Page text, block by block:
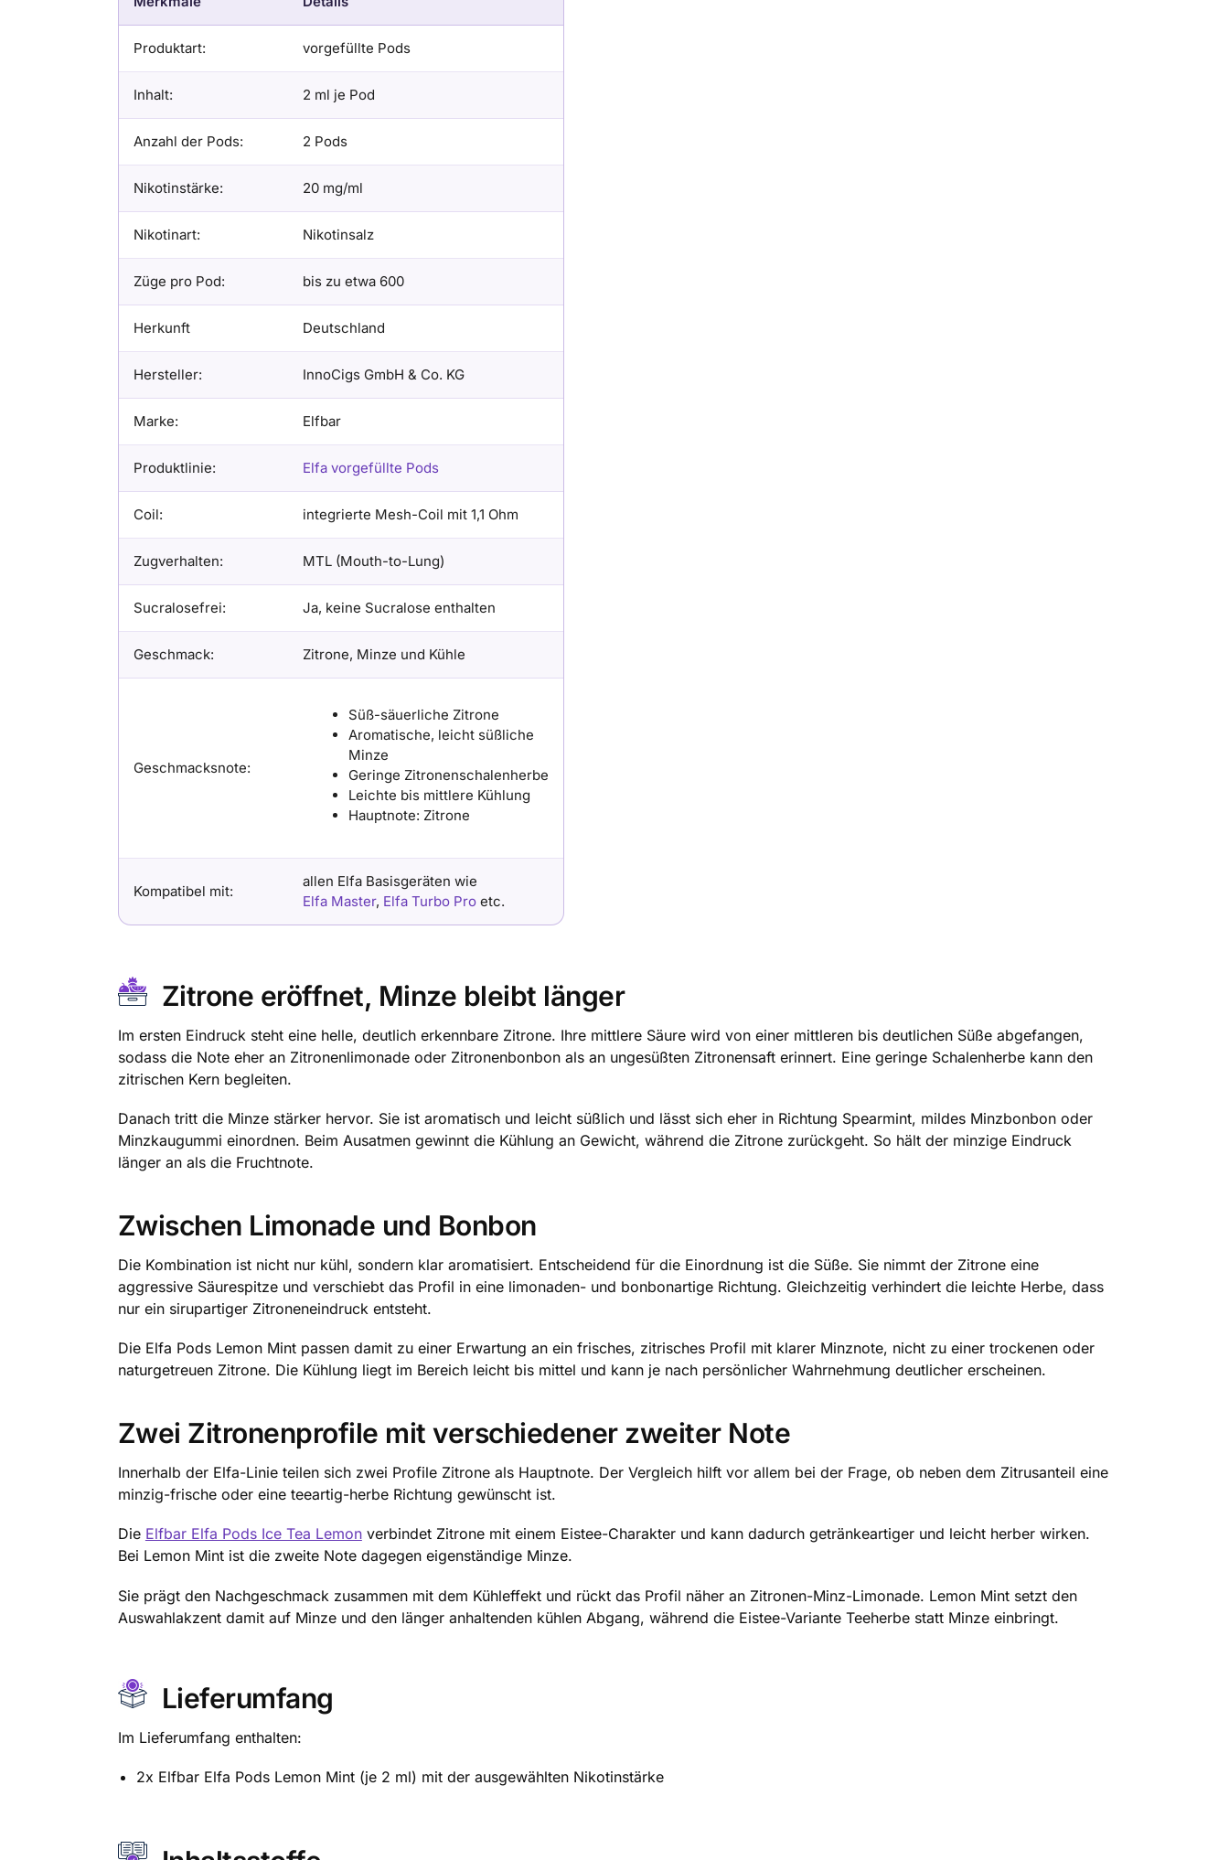
Produktart: vorgefüllte Pods
Inhalt: 2 ml je Pod
Anzahl der Pods: 2 Pods
Nikotinstärke: 20 mg/ml
Nikotinart: Nikotinsalz
Züge pro Pod: bis zu etwa 600
Herkunft Deutschland
Hersteller: InnoCigs GmbH & Co. KG
Marke: Elfbar
Produktlinie: Elfa vorgefüllte Pods
Coil: integrierte Mesh-Coil mit 1,1 Ohm
Zugverhalten: MTL (Mouth-to-Lung)
Sucralosefrei: Ja, keine Sucralose enthalten
Geschmack: Zitrone, Minze und Kühle
Geschmacksnote:
Süß-säuerliche Zitrone
Aromatische, leicht süßliche
Minze
Geringe Zitronenschalenherbe
Leichte bis mittlere Kühlung
Hauptnote: Zitrone
Kompatibel mit:
allen Elfa Basisgeräten wie
Elfa Master, Elfa Turbo Proetc.
Zitrone eröffnet, Minze bleibt länger
Im ersten Eindruck steht eine helle, deutlich erkennbare Zitrone. Ihre mittlere Säure wird von einer mittleren bis deutlichen Süße abgefangen,
sodass die Note eher an Zitronenlimonade oder Zitronenbonbon als an ungesüßten Zitronensaft erinnert. Eine geringe Schalenherbe kann den
zitrischen Kern begleiten.
Danach tritt die Minze stärker hervor. Sie ist aromatisch und leicht süßlich und lässt sich eher in Richtung Spearmint, mildes Minzbonbon oder
Minzkaugummi einordnen. Beim Ausatmen gewinnt die Kühlung an Gewicht, während die Zitrone zurückgeht. So hält der minzige Eindruck
länger an als die Fruchtnote.
Zwischen Limonade und Bonbon
Die Kombination ist nicht nur kühl, sondern klar aromatisiert. Entscheidend für die Einordnung ist die Süße. Sie nimmt der Zitrone eine
aggressive Säurespitze und verschiebt das Profil in eine limonaden- und bonbonartige Richtung. Gleichzeitig verhindert die leichte Herbe, dass
nur ein sirupartiger Zitroneneindruck entsteht.
Die Elfa Pods Lemon Mint passen damit zu einer Erwartung an ein frisches, zitrisches Profil mit klarer Minznote, nicht zu einer trockenen oder
naturgetreuen Zitrone. Die Kühlung liegt im Bereich leicht bis mittel und kann je nach persönlicher Wahrnehmung deutlicher erscheinen.
Zwei Zitronenprofile mit verschiedener zweiter Note
Innerhalb der Elfa-Linie teilen sich zwei Profile Zitrone als Hauptnote. Der Vergleich hilft vor allem bei der Frage, ob neben dem Zitrusanteil eine
minzig-frische oder eine teeartig-herbe Richtung gewünscht ist.
Die Elfbar Elfa Pods Ice Tea Lemonverbindet Zitrone mit einem Eistee-Charakter und kann dadurch getränkeartiger und leicht herber wirken.
Bei Lemon Mint ist die zweite Note dagegen eigenständige Minze.
Sie prägt den Nachgeschmack zusammen mit dem Kühleffekt und rückt das Profil näher an Zitronen-Minz-Limonade. Lemon Mint setzt den
Auswahlakzent damit auf Minze und den länger anhaltenden kühlen Abgang, während die Eistee-Variante Teeherbe statt Minze einbringt.
Lieferumfang
Im Lieferumfang enthalten:
2x Elfbar Elfa Pods Lemon Mint (je 2 ml) mit der ausgewählten Nikotinstärke